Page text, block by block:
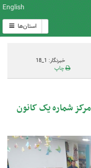
English
استان‌ها
خبرنگار: 1_18
چاپ
شماره یک کانون